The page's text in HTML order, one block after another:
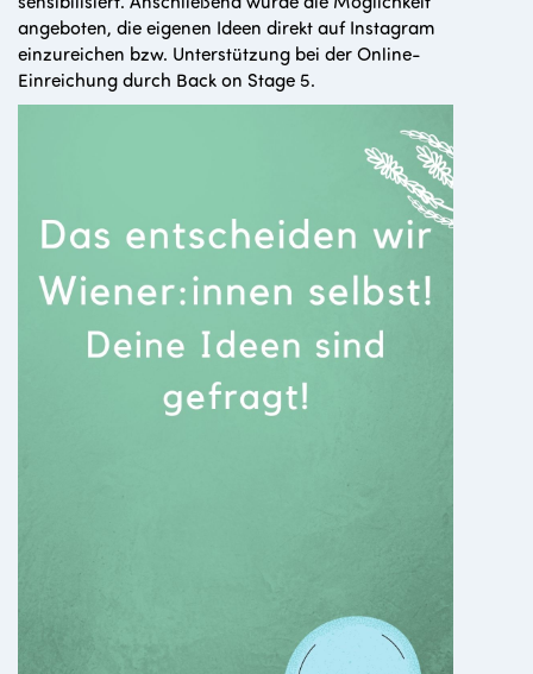
angeboten, die eigenen Ideen direkt auf Instagram
einzureichen bzw. Unterstützung bei der Online-
Einreichung durch Back on Stage 5.